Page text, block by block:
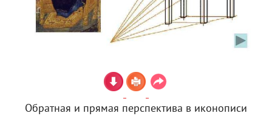
Обратная и прямая перспектива в иконописи